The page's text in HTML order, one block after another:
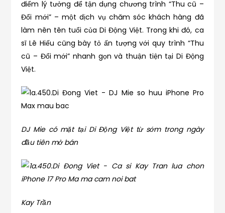
điểm lý tưởng để tận dụng chương trình “Thu cũ –
Đổi mới” – một dịch vụ chăm sóc khách hàng đã
làm nên tên tuổi của Di Động Việt. Trong khi đó, ca
sĩ Lê Hiếu cũng bày tỏ ấn tượng với quy trình “Thu
cũ – Đổi mới” nhanh gọn và thuận tiện tại Di Động
Việt.
DJ Mie có mặt tại Di Động Việt từ sớm trong ngày
đầu tiên mở bán
Kay Trần